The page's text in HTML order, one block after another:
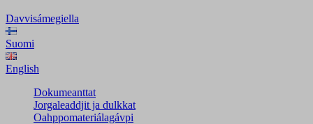
Davvisámegiella
Suomi
English
Dokumeanttat
Jorgaleaddjit ja dulkkat
Oahppomateriálagávpi